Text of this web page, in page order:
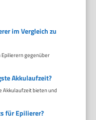
im Vergleich zu
gegenüber
Akkulaufzeit?
Akkulaufzeit bieten und
für Epilierer?